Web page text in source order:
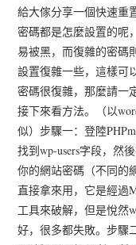
給大傢分享一個快速重
密碼都是怎麼設置的呢
易被黑，而復雜的密碼
設置復雜一些，這樣可
密碼很復雜，那麼請一
接下來看方法。（以
似）步驟一：登陸
找到wp-users字段，然
你的網站密碼（不同的
直接拿來用，它是經過
工具來破解，但是悅然
好，很多都失敗。步驟